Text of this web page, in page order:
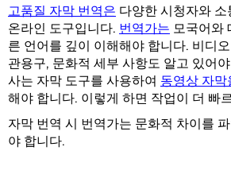
고품질 자막 번역은 다양한 시청자와
온라인 도구입니다. 번역가는 모국어와
른 언어를 깊이 이해해야 합니다. 비디
관용구, 문화적 세부 사항도 알고 있어
사는 자막 도구를 사용하여 동영상 자막
해야 합니다. 이렇게 하면 작업이 더 빠
자막 번역 시 번역가는 문화적 차이를
야 합니다.